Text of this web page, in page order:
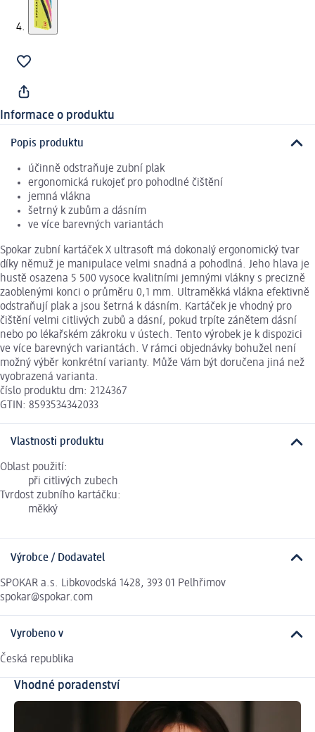
Informace o produktu
Popis produktu
účinně odstraňuje zubní plak
ergonomická rukojeť pro pohodlné čištění
jemná vlákna
šetrný k zubům a dásním
ve více barevných variantách
Spokar zubní kartáček X ultrasoft má dokonalý ergonomický tvar
díky němuž je manipulace velmi snadná a pohodlná. Jeho hlava je
hustě osazena 5 500 vysoce kvalitními jemnými vlákny s precizně
zaoblenými konci o průměru 0,1 mm. Ultraměkká vlákna efektivně
odstraňují plak a jsou šetrná k dásním. Kartáček je vhodný pro
čištění velmi citlivých zubů a dásní, pokud trpíte zánětem dásní
nebo po lékařském zákroku v ústech. Tento výrobek je k dispozici
ve více barevných variantách. V rámci objednávky bohužel není
možný výběr konkrétní varianty. Může Vám být doručena jiná než
vyobrazená varianta.
číslo produktu dm: 2124367
GTIN: 8593534342033
Vlastnosti produktu
Oblast použití:
při citlivých zubech
Tvrdost zubního kartáčku:
měkký
Výrobce / Dodavatel
SPOKAR a.s. Libkovodská 1428, 393 01 Pelhřimov
spokar@spokar.com
Vyrobeno v
Česká republika
Vhodné poradenství